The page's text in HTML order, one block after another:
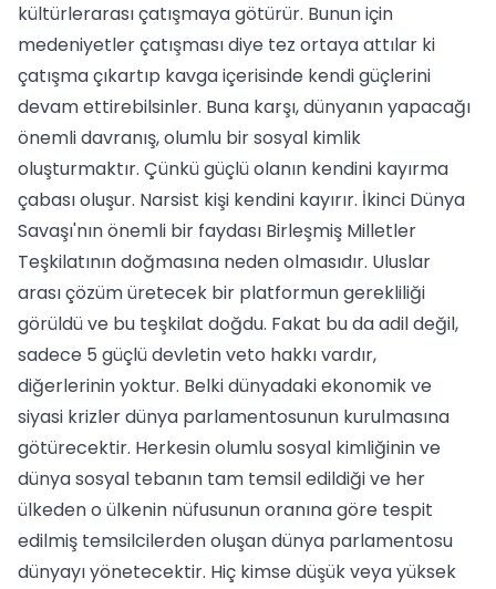
kültürlerarası çatışmaya götürür. Bunun için
medeniyetler çatışması diye tez ortaya attılar ki
çatışma çıkartıp kavga içerisinde kendi güçlerini
devam ettirebilsinler. Buna karşı, dünyanın yapacağı
önemli davranış, olumlu bir sosyal kimlik
oluşturmaktır. Çünkü güçlü olanın kendini kayırma
çabası oluşur. Narsist kişi kendini kayırır. İkinci Dünya
Savaşı'nın önemli bir faydası Birleşmiş Milletler
Teşkilatının doğmasına neden olmasıdır. Uluslar
arası çözüm üretecek bir platformun gerekliliği
görüldü ve bu teşkilat doğdu. Fakat bu da adil değil,
sadece 5 güçlü devletin veto hakkı vardır,
diğerlerinin yoktur. Belki dünyadaki ekonomik ve
siyasi krizler dünya parlamentosunun kurulmasına
götürecektir. Herkesin olumlu sosyal kimliğinin ve
dünya sosyal tebanın tam temsil edildiği ve her
ülkeden o ülkenin nüfusunun oranına göre tespit
edilmiş temsilcilerden oluşan dünya parlamentosu
dünyayı yönetecektir. Hiç kimse düşük veya yüksek